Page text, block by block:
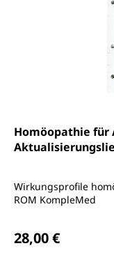
Homöopathie für
Wirkungsprofile
ROM KompleMed
28,00 €